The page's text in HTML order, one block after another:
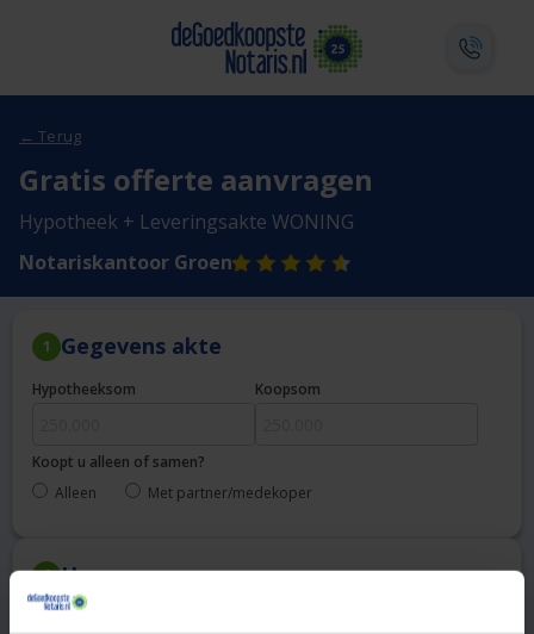
← Terug
Gratis offerte aanvragen
Hypotheek + Leveringsakte WONING
Notariskantoor Groen
1 Gegevens akte
Hypotheeksom Koopsom
Koopt u alleen of samen?
Alleen
Met partner/medekoper
2 Uw gegevens
Aanhef